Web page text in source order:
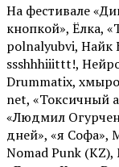
На фестивале
кнопкой», Ёлка,
polnalyubvi, Найк
ssshhhiiittt!,
Drummatix,
net, «Токсичный
«Людмил
дней», «я Софа»,
Nomad Punk